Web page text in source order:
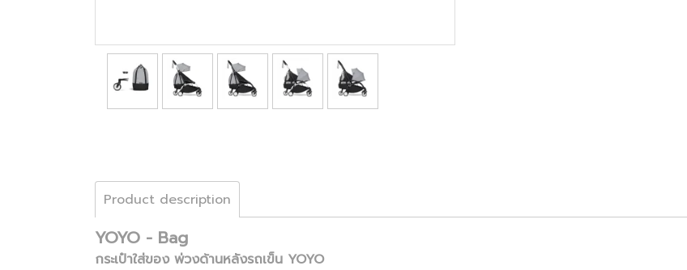
Product description
YOYO - Bag
กระเป๋าใส่ของ พ่วงด้านหลังรถเข็น YOYO